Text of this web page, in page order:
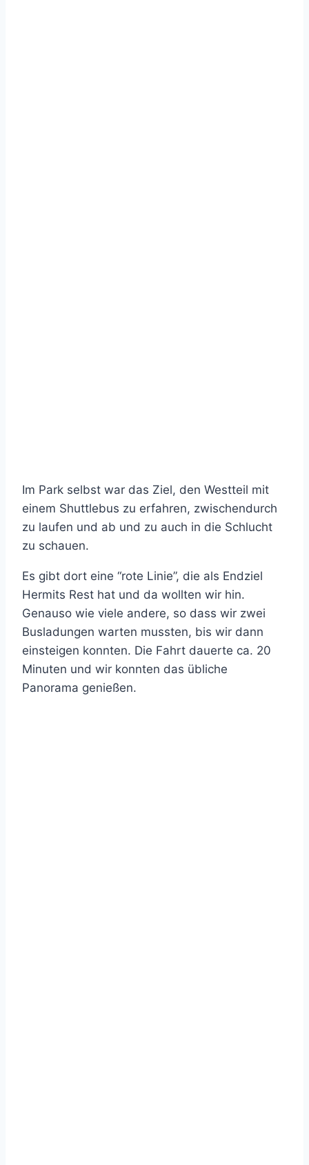
Im Park selbst war das Ziel, den Westteil mit
einem Shuttlebus zu erfahren, zwischendurch
zu laufen und ab und zu auch in die Schlucht
zu schauen.
Es gibt dort eine “rote Linie”, die als Endziel
Hermits Rest hat und da wollten wir hin.
Genauso wie viele andere, so dass wir zwei
Busladungen warten mussten, bis wir dann
einsteigen konnten. Die Fahrt dauerte ca. 20
Minuten und wir konnten das übliche
Panorama genießen.